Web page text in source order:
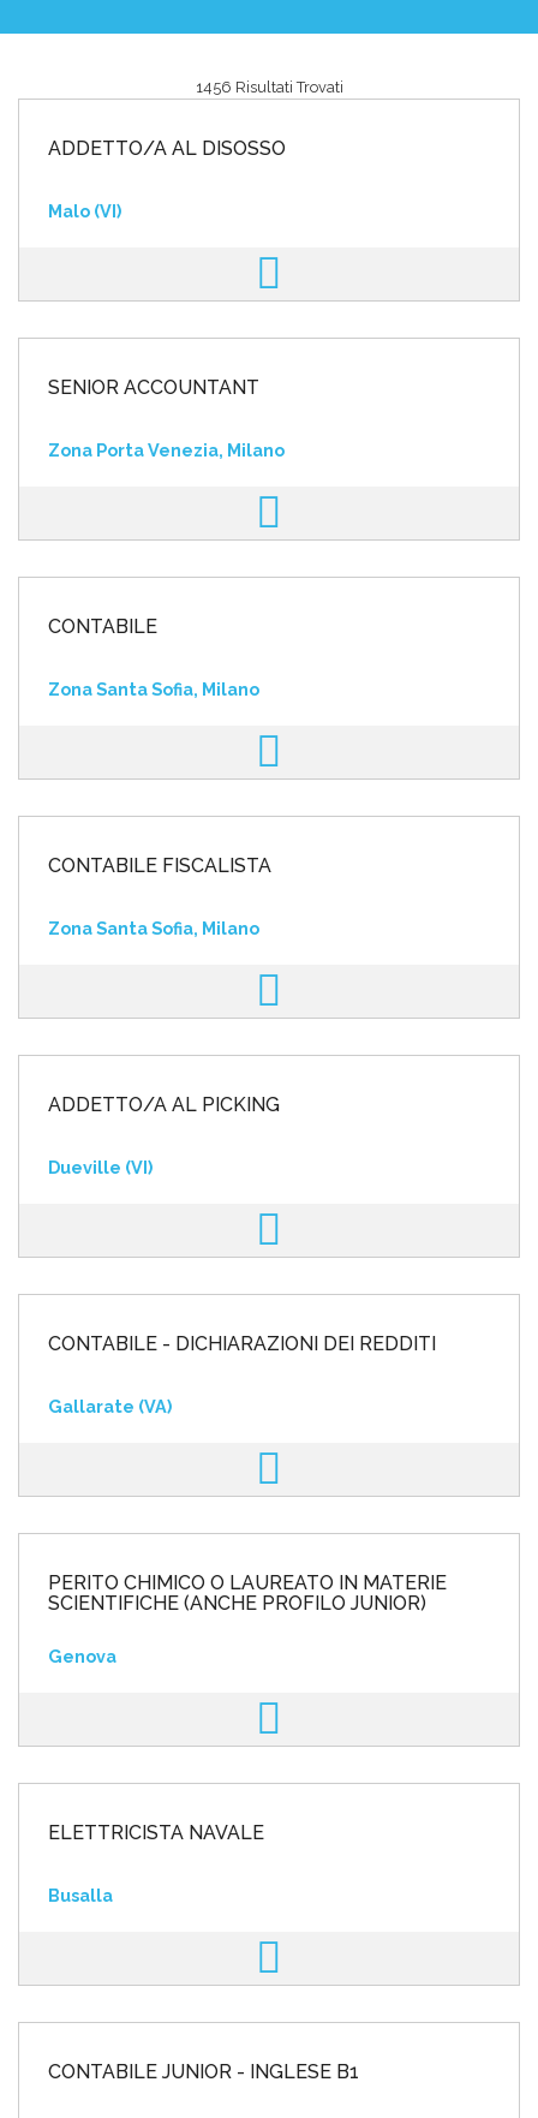
INVIA CV
1456 Risultati Trovati
ADDETTO/A AL DISOSSO
Malo (VI)
SENIOR ACCOUNTANT
Zona Porta Venezia, Milano
CONTABILE
Zona Santa Sofia, Milano
CONTABILE FISCALISTA
Zona Santa Sofia, Milano
ADDETTO/A AL PICKING
Dueville (VI)
CONTABILE - DICHIARAZIONI DEI REDDITI
Gallarate (VA)
PERITO CHIMICO O LAUREATO IN MATERIE
SCIENTIFICHE (ANCHE PROFILO JUNIOR)
Genova
ELETTRICISTA NAVALE
Busalla
CONTABILE JUNIOR - INGLESE B1